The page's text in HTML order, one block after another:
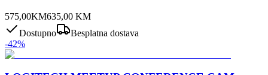
575,00KM635,00 KM
Dostupno
Besplatna dostava
-42%